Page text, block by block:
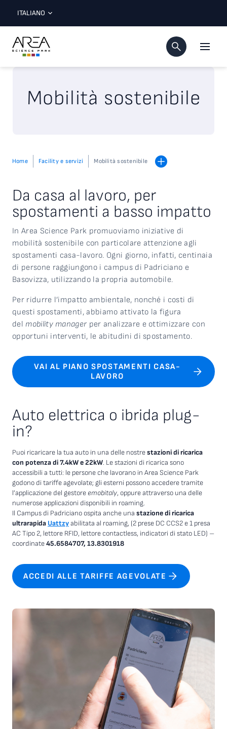
ITALIANO
Mobilità sostenibile
Home Facility e servizi Mobilità sostenibile
Da casa al lavoro, per
spostamenti a basso impatto
In Area Science Park promuoviamo iniziative di
mobilità sostenibile con particolare attenzione agli
spostamenti casa-lavoro. Ogni giorno, infatti, centinaia
di persone raggiungono i campus di Padriciano e
Basovizza, utilizzando la propria automobile.
Per ridurre l’impatto ambientale, nonché i costi di
questi spostamenti, abbiamo attivato la figura
del mobility manager per analizzare e ottimizzare con
opportuni interventi, le abitudini di spostamento.
VAI AL PIANO SPOSTAMENTI CASA-
LAVORO
Auto elettrica o ibrida plug-
in?
Puoi ricaricare la tua auto in una delle nostrestazioni di ricarica
con potenza di 7.4kW e 22kW. Le stazioni di ricarica sono
accessibili a tutti: le persone che lavorano in Area Science Park
godono di tariffe agevolate; gli esterni possono accedere tramite
l’applicazione del gestore emobitaly, oppure attraverso una delle
numerose applicazioni disponibili in roaming.
Il Campus di Padriciano ospita anche una stazione di ricarica
ultrarapida Uattzyabilitata al roaming, (2 prese DC CCS2 e 1 presa
AC Tipo 2, lettore RFID, lettore contactless, indicatori di stato LED) –
coordinate45.6584707, 13.8301918
ACCEDI ALLE TARIFFE AGEVOLATE